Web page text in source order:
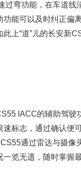
弯功能，在车道线
能可以及时纠正偏
上“道”儿的长安新
IACC的辅助驾驶
标志，通过确认便
通过雷达与摄像
览无遗，随时掌握